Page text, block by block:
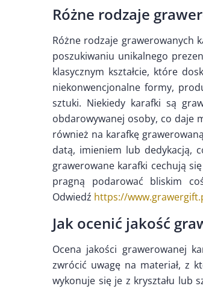
Różne rodzaje
Różne rodzaje grawerowanych
poszukiwaniu unikalnego
klasycznym kształcie, które
niekonwencjonalne formy,
sztuki. Niekiedy karafki są
obdarowywanej osoby, co daje
również na karafkę
datą, imieniem lub dedykacją,
grawerowane karafki cechują
pragną podarować bliskim
Odwiedź https://
Jak ocenić jakość
Ocena jakości grawerowanej
zwrócić uwagę na materiał, z
wykonuje się je z kryształu lub